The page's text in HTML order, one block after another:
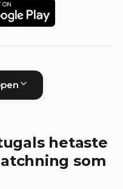
hetaste
som